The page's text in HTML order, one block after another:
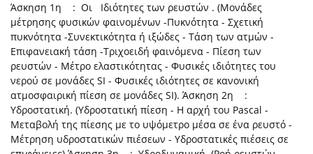
Άσκηση 1η : Οι Ιδιότητες των ρευστών . (Μονάδες
μέτρησης φυσικών φαινομένων -Πυκνότητα - Σχετική
πυκνότητα -Συνεκτικότητα ή ιξώδες - Τάση των ατμών -
Επιφανειακή τάση -Τριχοειδή φαινόμενα - Πίεση των
ρευστών - Μέτρο ελαστικότητας - Φυσικές ιδιότητες του
νερού σε μονάδες SI - Φυσικές ιδιότητες σε κανονική
ατμοσφαιρική πίεση σε μονάδες SI). Άσκηση 2η :
Υδροστατική. (Υδροστατική πίεση - Η αρχή του Pascal -
Μεταβολή της πίεσης με το υψόμετρο μέσα σε ένα ρευστό -
Μέτρηση υδροστατικών πιέσεων - Υδροστατικές πιέσεις σε